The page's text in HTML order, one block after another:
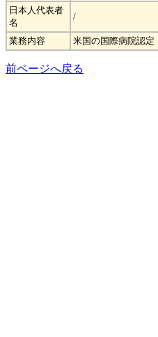
日本人代表者
名
/
業務内容 米国の国際病院認定
前ページへ戻る